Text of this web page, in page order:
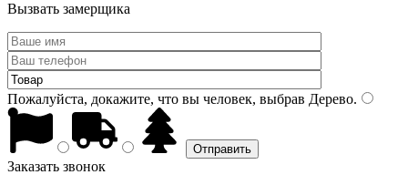
Вызвать замерщика
Пожалуйста, докажите, что вы человек, выбрав Дерево.
Заказать звонок